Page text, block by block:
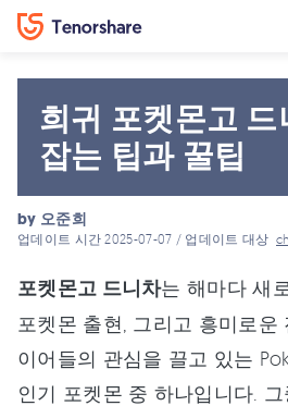
희귀 포켓몬고 드
잡는 팁과 꿀팁
by 오준희
업데이트 시간 2025-07-07 / 업데이트 대상
포켓몬고 드니차는 해마다 새
포켓몬 출현, 그리고 흥미로운
이어들의 관심을 끌고 있는
인기 포켓몬 중 하나입니다. 그